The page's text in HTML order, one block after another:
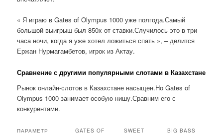
« Я играю в Gates of Olympus 1000 уже полгода.Самый
большой выигрыш был 850x от ставки.Случилось это в три
часа ночи, когда я уже хотел ложиться спать », – делится
Ержан Нурмагамбетов, игрок из Актау.
Сравнение с другими популярными слотами в Казахстане
Рынок онлайн-слотов в Казахстане насыщен.Но Gates of
Olympus 1000 занимает особую нишу.Сравним его с
конкурентами.
ПАРАМЕТР
GATES OF
SWEET
BIG BASS